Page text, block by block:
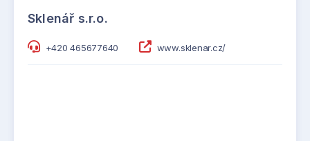
Sklenář s.r.o.
+420 465677640 www.sklenar.cz/